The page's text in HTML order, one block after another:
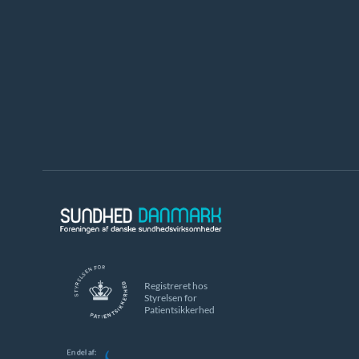
Registreret hos
Styrelsen for
Patientsikkerhed